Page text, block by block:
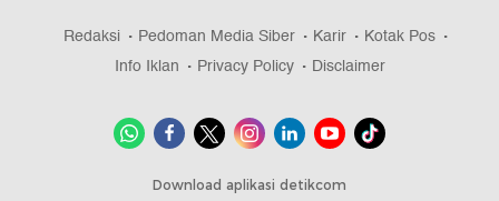
Redaksi Pedoman Media Siber Karir
Kotak Pos
Info Iklan
Privacy Policy Disclaimer
Download aplikasi detikcom